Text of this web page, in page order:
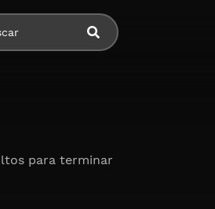
para terminar